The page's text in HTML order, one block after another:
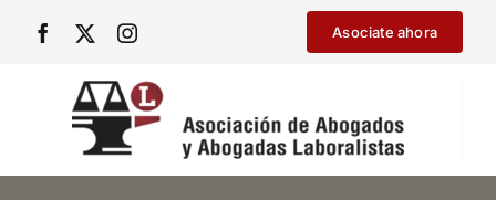
Asociate ahora